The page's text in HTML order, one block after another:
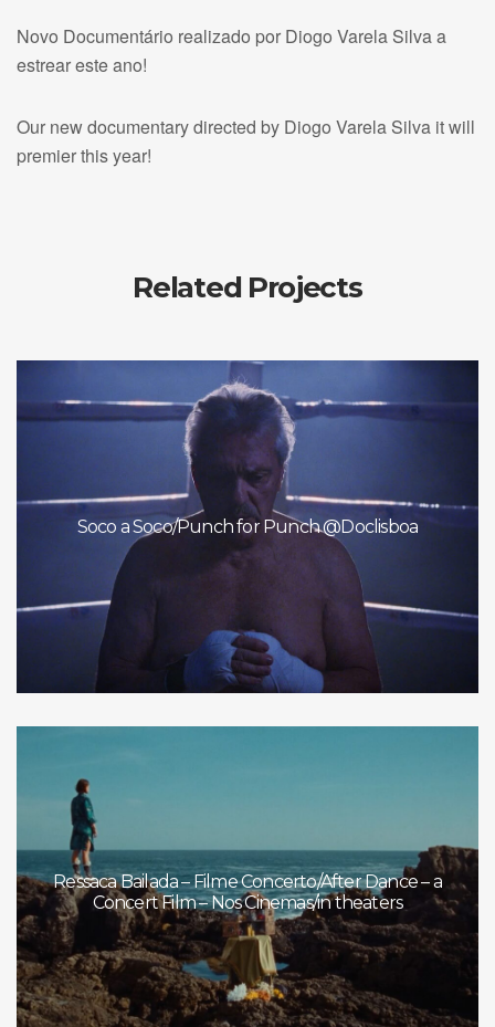
Novo Documentário realizado por Diogo Varela Silva a
estrear este ano!
Our new documentary directed by Diogo Varela Silva it will
premier this year!
Related Projects
Soco a Soco/Punch for Punch @Doclisboa
Ressaca Bailada – Filme Concerto/After Dance – a
Concert Film – Nos Cinemas/in theaters